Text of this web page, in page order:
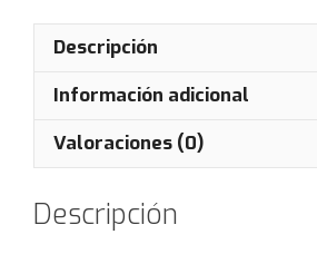
Descripción
Información adicional
Valoraciones (0)
Descripción